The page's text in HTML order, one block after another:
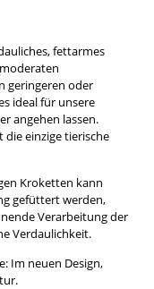
fettarmes
geringeren oder
ideal für unsere
angehen lassen.
die einzige tierische
Kroketten kann
gefüttert werden,
Verarbeitung der
Verdaulichkeit.
Im neuen Design,